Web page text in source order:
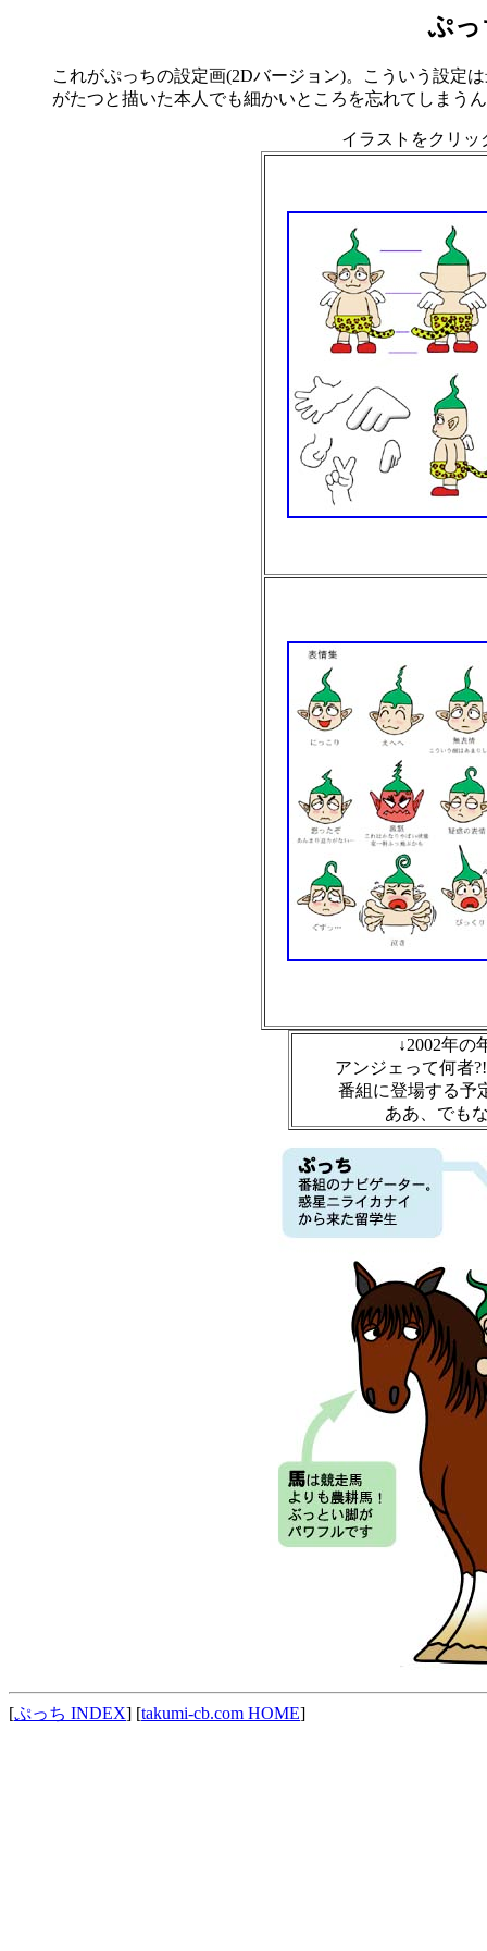
ぷ
これがぷっちの設定画(2Dバージョン)。こういう設
がたつと描いた本人でも細かいところを忘れてしまう
イラストをクリ
↓2002年の
アンジェって何者
番組に登場する予
ああ、でも
[ぷっち INDEX] [takumi-cb.com HOME]